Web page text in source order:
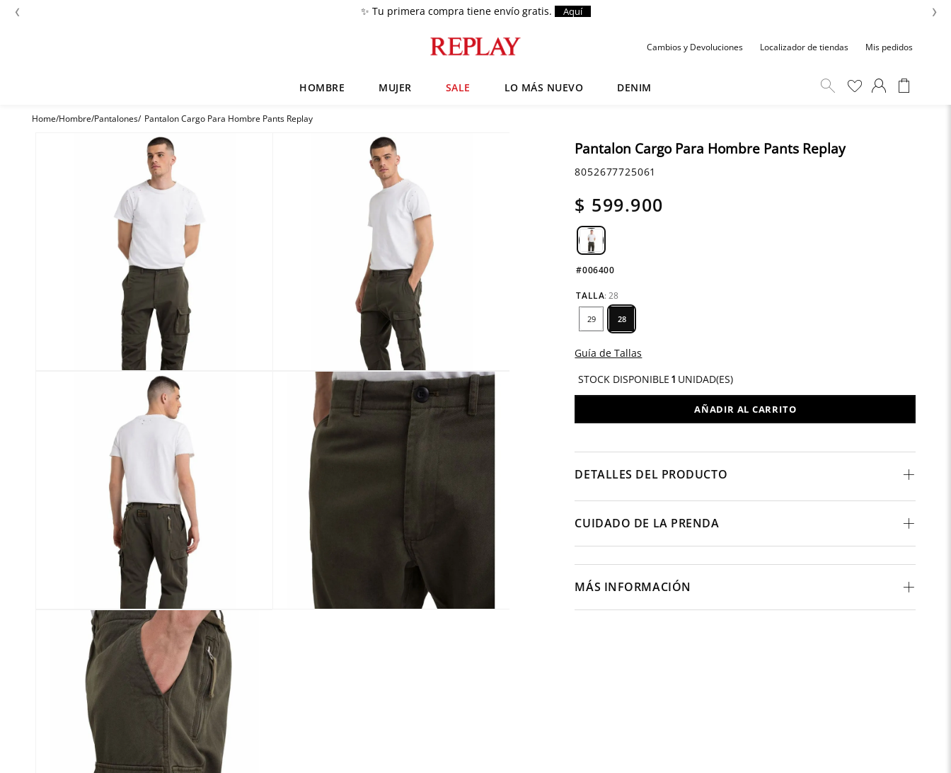
‹ ✨ Tu primera compra tiene envío gratis. Aquí ›
Cambios y Devoluciones Localizador de tiendas Mis pedidos
HOMBRE MUJER SALE LO MÁS NUEVO DENIM
Hombre Pantalones Pantalon Cargo Para Hombre Pants Replay
Pantalon Cargo Para Hombre Pants Replay
8052677725061
$ 599.900
#006400
TALLA: 28
28
29
Guía de Tallas
STOCK DISPONIBLE 1 UNIDAD(ES)
AÑADIR AL CARRITO
DETALLES DEL PRODUCTO
CUIDADO DE LA PRENDA
MÁS INFORMACIÓN
1.
2.
3 Chaquetas
Cargo
Sartoriale